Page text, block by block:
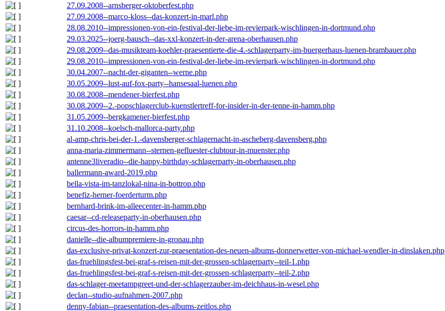
27.09.2008--arnsberger-oktoberfest.php
27.09.2008--marco-kloss--das-konzert-in-marl.php
28.08.2010--impressionen-von-ein-festival-der-liebe-im-revierpark-wischlingen-in-dortmund.php
29.03.2025--joerg-bausch--das-xxl-konzert-in-der-arena-oberhausen.php
29.08.2009--das-musikteam-koehler-praesentierte-die-4.-schlagerparty-im-buergerhaus-luenen-brambauer.php
29.08.2010--impressionen-von-ein-festival-der-liebe-im-revierpark-wischlingen-in-dortmund.php
30.04.2007--nacht-der-giganten--werne.php
30.05.2009--lust-auf-fox-party--hansesaal-luenen.php
30.08.2008--mendener-bierfest.php
30.08.2009--2.-popschlagerclub-kuenstlertreff-for-insider-in-der-tenne-in-hamm.php
31.05.2009--bergkamener-bierfest.php
31.10.2008--koelsch-mallorca-party.php
al-amp-chris-bei-der-1.-davensberger-schlagernacht-in-ascheberg-davensberg.php
anna-maria-zimmermann--sternen-gefluester-clubtour-in-muenster.php
antenne3liveradio--die-happy-birthday-schlagerparty-in-oberhausen.php
ballermann-award-2019.php
bella-vista-im-tanzlokal-nina-in-bottrop.php
benefiz-herner-foerderturm.php
bernhard-brink-im-alleecenter-in-hamm.php
caesar--cd-releaseparty-in-oberhausen.php
circus-des-horrors-in-hamm.php
danielle--die-albumpremiere-in-gronau.php
das-exclusive-privat-konzert-zur-praesentation-des-neuen-albums-donnerwetter-von-michael-wendler-in-dinslaken.php
das-fruehlingsfest-bei-graf-s-reisen-mit-der-grossen-schlagerparty--teil-1.php
das-fruehlingsfest-bei-graf-s-reisen-mit-der-grossen-schlagerparty--teil-2.php
das-schlager-meetampgreet-und-der-schlagerzauber-im-deichhaus-in-wesel.php
declan--studio-aufnahmen-2007.php
denny-fabian--praesentation-des-albums-zeitlos.php